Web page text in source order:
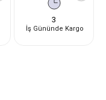
3
İş Gününde Kargo